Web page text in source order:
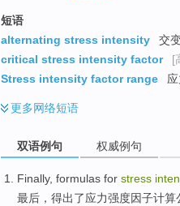
短语
alternating stress intensity
交
critical stress intensity factor
[
Stress intensity factor range
更多网络短语
双语例句 权威例句
Finally, formulas for stress
最后 ， 得出了应力强度因子计算